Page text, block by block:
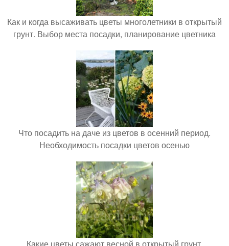
Как и когда высаживать цветы многолетники в открытый
грунт. Выбор места посадки, планирование цветника
Что посадить на даче из цветов в осенний период.
Необходимость посадки цветов осенью